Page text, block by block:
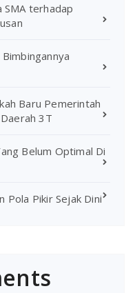
SMA terhadap
Baru Pemerintah
3T
Belum Optimal Di
Pola Pikir Sejak Dini